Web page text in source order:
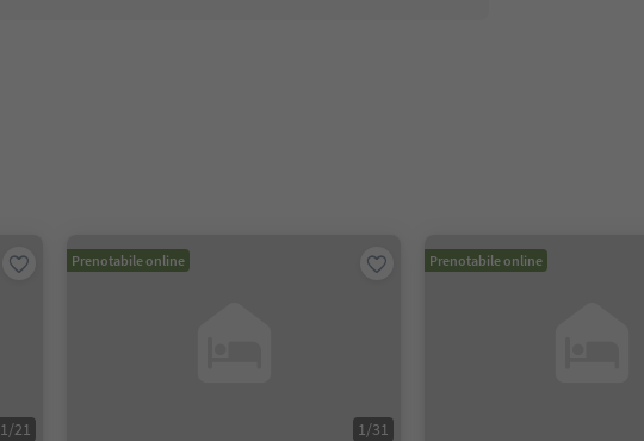
1/21
Prenotabile online
1/31
Prenotabile online